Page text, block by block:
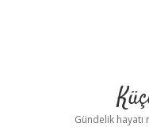
Gündelik